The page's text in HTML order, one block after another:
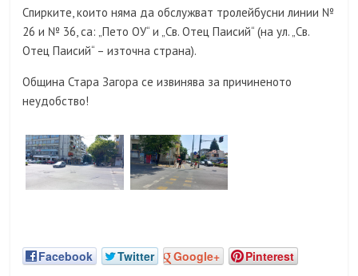
Спирките, които няма да обслужват тролейбусни линии №
26 и № 36, са: „Пето ОУ“ и „Св. Отец Паисий“ (на ул. „Св.
Отец Паисий“ – източна страна).
Община Стара Загора се извинява за причиненото
неудобство!
Facebook Twitter Google+ Pinterest